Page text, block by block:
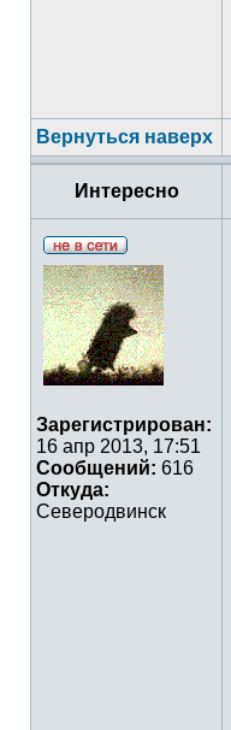
Вернуться наверх
Интересно
Зарегистрирован:
16 апр 2013, 17:51
Сообщений: 616
Откуда:
Северодвинск